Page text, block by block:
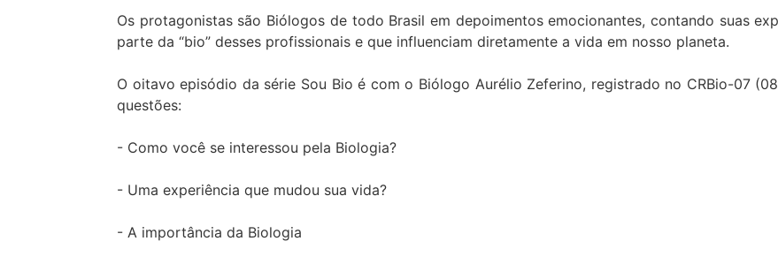
Os protagonistas são Biólogos de todo Brasil em depoimentos emocionantes, contando suas
parte da “bio” desses profissionais e que influenciam diretamente a vida em nosso planeta.
O oitavo episódio da série Sou Bio é com o Biólogo Aurélio Zeferino, registrado no CRBio-07
questões:
- Como você se interessou pela Biologia?
- Uma experiência que mudou sua vida?
- A importância da Biologia